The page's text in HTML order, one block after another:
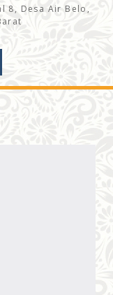
8, Desa Air Belo,